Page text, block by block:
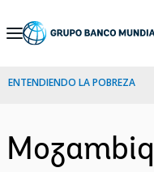
Skip
Navigation
ENTENDIENDO LA POBREZA